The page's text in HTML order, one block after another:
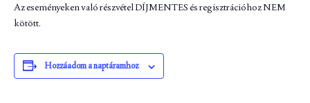
Az eseményeken való részvétel DÍJMENTES és regisztrációhoz NEM
kötött.
Hozzáadom a naptáramhoz